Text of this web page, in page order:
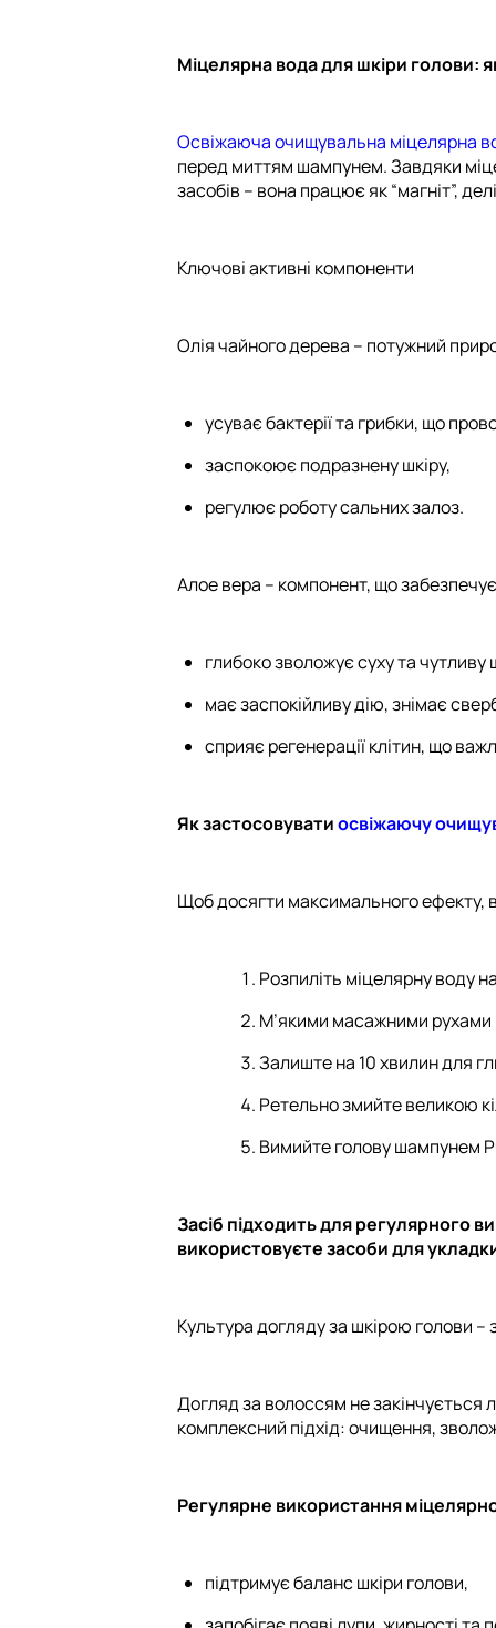
Міцелярна вода для шкіри голови:
Освіжаюча очищувальна міцелярна
перед миттям шампунем. Завдяки
засобів – вона працює як “магніт”,
Ключові активні компоненти
Олія чайного дерева – потужний
усуває бактерії та грибки, що
заспокоює подразнену шкіру,
регулює роботу сальних залоз.
Алое вера – компонент, що
глибоко зволожує суху та чутливу
має заспокійливу дію, знімає
сприяє регенерації клітин, що
Як застосовуватиосвіжаючу
Щоб досягти максимального ефекту,
Розпиліть міцелярну воду
М’якими масажними рухами
Залиште на 10 хвилин для
Ретельно змийте великою
Вимийте голову шампунем
Засіб підходить для регулярного
використовуєте засоби для
Культура догляду за шкірою голови
Догляд за волоссям не закінчується
комплексний підхід: очищення,
Регулярне використання
підтримує баланс шкіри голови,